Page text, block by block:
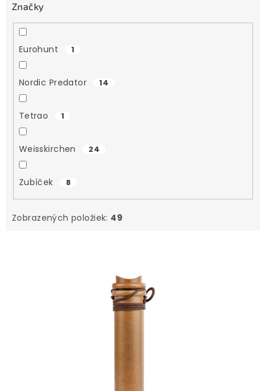
o
Značky
Eurohunt 1
Nordic Predator 14
Tetrao 1
Weisskirchen 24
Zubíček 8
Zobrazených položiek: 49